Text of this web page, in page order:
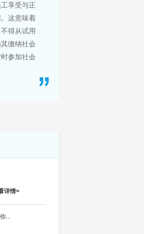
享受与正
这意味着
得从试用
缴纳社会
参加社会
详情>
...